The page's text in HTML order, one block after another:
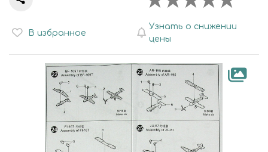
В избранное
Узнать о снижении
цены